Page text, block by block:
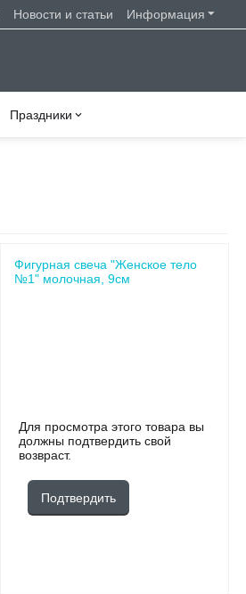
Новости и статьи Информация
Праздники
Фигурная свеча "Женское тело
№1" молочная, 9см
Для просмотра этого товара вы
должны подтвердить свой
возвраст.
Подтвердить